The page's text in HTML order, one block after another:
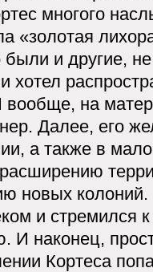
многого
«золотая
были и другие,
хотел
вообще, на
Далее, его
а также в
новых
и стремился к
И наконец,
Кортеса